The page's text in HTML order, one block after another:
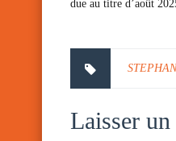
due au titre d’août
Laisser